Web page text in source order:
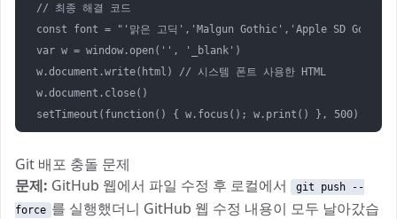
// 최종 해결 코드
const font = "'맑은 고딕','Malgun Gothic','Apple SD
var w = window.open('', '_blank')
w.document.write(html) // 시스템 폰트 사용한 HTML
w.document.close()
setTimeout(function() { w.focus(); w.print() }, 500)
Git 배포 충돌 문제
문제: GitHub 웹에서 파일 수정 후 로컬에서
git push --
force 를 실행했더니 GitHub 웹 수정 내용이 모두 날아갔습